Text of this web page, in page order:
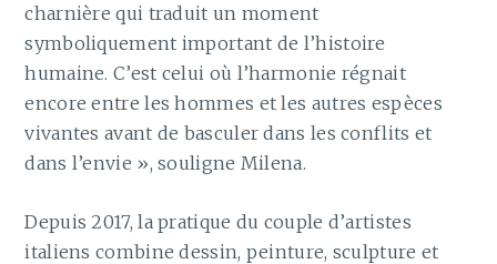
charnière qui traduit un moment
symboliquement important de l’histoire
humaine. C’est celui où l’harmonie régnait
encore entre les hommes et les autres espèces
vivantes avant de basculer dans les conflits et
dans l’envie », souligne Milena.
Depuis 2017, la pratique du couple d’artistes
italiens combine dessin, peinture, sculpture et